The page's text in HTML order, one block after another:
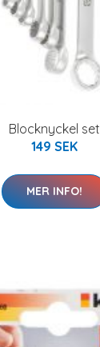
Blocknyckel set
149 SEK
MER INFO!